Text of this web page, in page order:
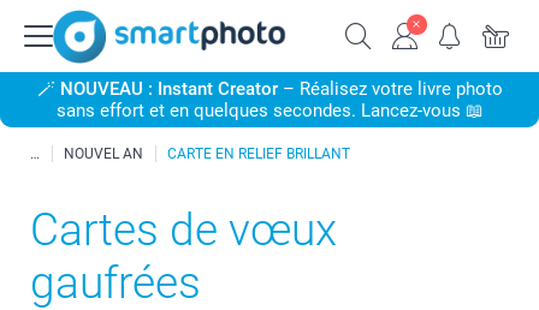
🪄 NOUVEAU : Instant Creator– Réalisez votre livre photo
sans effort et en quelques secondes. Lancez-vous 📖
NOUVEL AN CARTE EN RELIEF BRILLANT
Cartes de vœux
gaufrées